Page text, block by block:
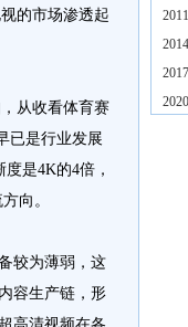
的市场渗透起
从收看体育赛
已是行业发展
是4K的4倍，
向。
较为薄弱，这
容生产链，形